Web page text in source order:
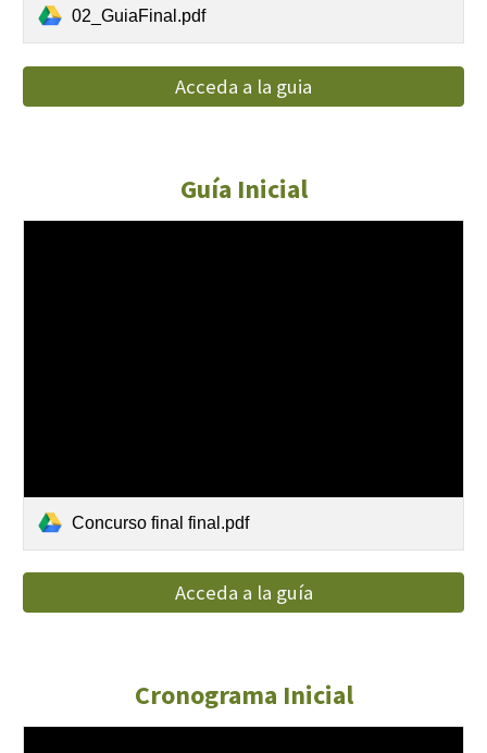
02_GuiaFinal.pdf
Acceda a la guia
Guía Inicial
Concurso final final.pdf
Acceda a la guía
Cronograma Inicial